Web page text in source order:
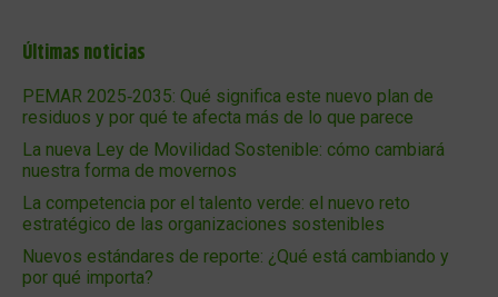
Últimas noticias
PEMAR 2025‑2035: Qué significa este nuevo plan de
residuos y por qué te afecta más de lo que parece
La nueva Ley de Movilidad Sostenible: cómo cambiará
nuestra forma de movernos
La competencia por el talento verde: el nuevo reto
estratégico de las organizaciones sostenibles
Nuevos estándares de reporte: ¿Qué está cambiando y
por qué importa?